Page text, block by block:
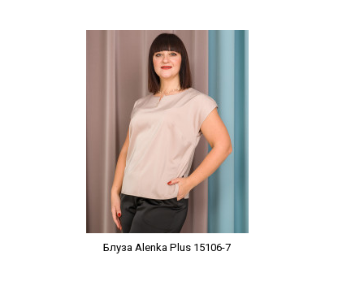
Наклейки Варіант з %
Блуза Alenka Plus 15106-7